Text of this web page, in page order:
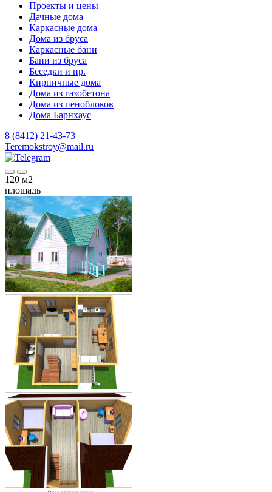
Проекты и цены
Дачные дома
Каркасные дома
Дома из бруса
Каркасные бани
Бани из бруса
Беседки и пр.
Кирпичные дома
Дома из газобетона
Дома из пеноблоков
Дома Барнхаус
8 (8412) 21-43-73
Teremokstroy@mail.ru
120 м2
площадь